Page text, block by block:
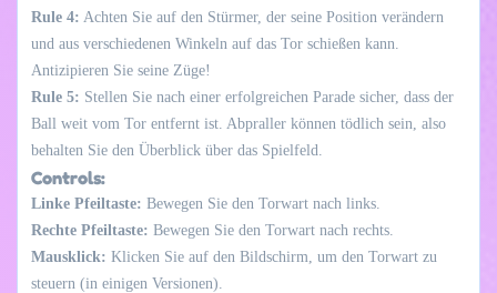
Rule 4: Achten Sie auf den Stürmer, der seine Position verändern
und aus verschiedenen Winkeln auf das Tor schießen kann.
Antizipieren Sie seine Züge!
Rule 5: Stellen Sie nach einer erfolgreichen Parade sicher, dass der
Ball weit vom Tor entfernt ist. Abpraller können tödlich sein, also
behalten Sie den Überblick über das Spielfeld.
Controls:
Linke Pfeiltaste: Bewegen Sie den Torwart nach links.
Rechte Pfeiltaste: Bewegen Sie den Torwart nach rechts.
Mausklick: Klicken Sie auf den Bildschirm, um den Torwart zu
steuern (in einigen Versionen).